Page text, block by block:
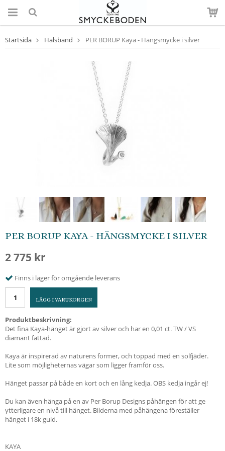
Startsida Halsband PER BORUP Kaya - Hängsmycke i silver
PER BORUP KAYA - HÄNGSMYCKE I SILVER
2 775 kr
Finns i lager för omgående leverans
LÄGG I VARUKORGEN
Produktbeskrivning:
Det fina Kaya-hänget är gjort av silver och har en 0,01 ct. TW / VS
diamant fattad.
Kaya är inspirerad av naturens former, och toppad med en solfjäder.
Lite som möjligheternas vägar som ligger framför oss.
Hänget passar på både en kort och en lång kedja. OBS kedja ingår ej!
Du kan även hänga på en av Per Borup Designs påhängen för att ge
ytterligare en nivå till hänget. Bilderna med påhängena föreställer
hänget i 18k guld.
KAYA